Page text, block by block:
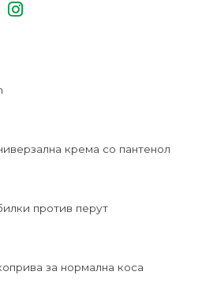
крема со пантенол
против перут
за нормална коса